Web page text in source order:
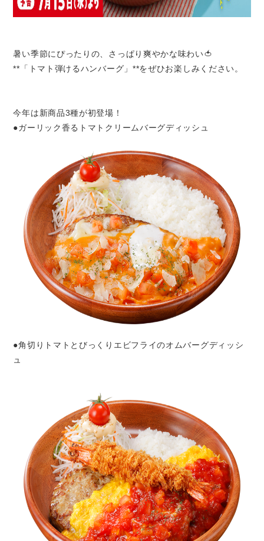
暑い季節にぴったりの、さっぱり爽やかな味わい🍅
**「トマト弾けるハンバーグ」**をぜひお楽しみください。
今年は新商品3種が初登場！
●ガーリック香るトマトクリームバーグディッシュ
●角切りトマトとびっくりエビフライのオムバーグディッシ
ュ